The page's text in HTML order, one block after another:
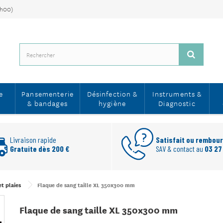
Pansementerie
& bandages
Désinfection &
hygiène
Instruments &
Diagnostic
Livraison rapide
Gratuite dès 200 €
Satisfait ou
SAV & contact au 03
plaies Flaque de sang taille XL 350x300 mm
Flaque de sang taille XL 350x300 mm